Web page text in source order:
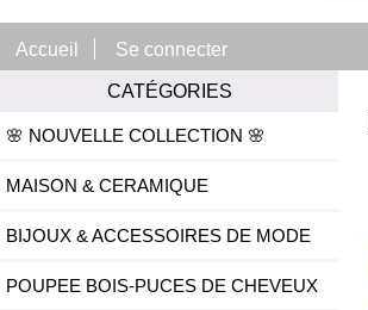
Accueil
Se connecter
CATÉGORIES
🌸 NOUVELLE COLLECTION 🌸
MAISON & CERAMIQUE
BIJOUX & ACCESSOIRES DE MODE
POUPEE BOIS-PUCES DE CHEVEUX